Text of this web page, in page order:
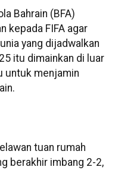
Bahrain (BFA)
kepada FIFA agar
yang dijadwalkan
itu dimainkan di luar
untuk menjamin
tuan rumah
berakhir imbang 2-2,